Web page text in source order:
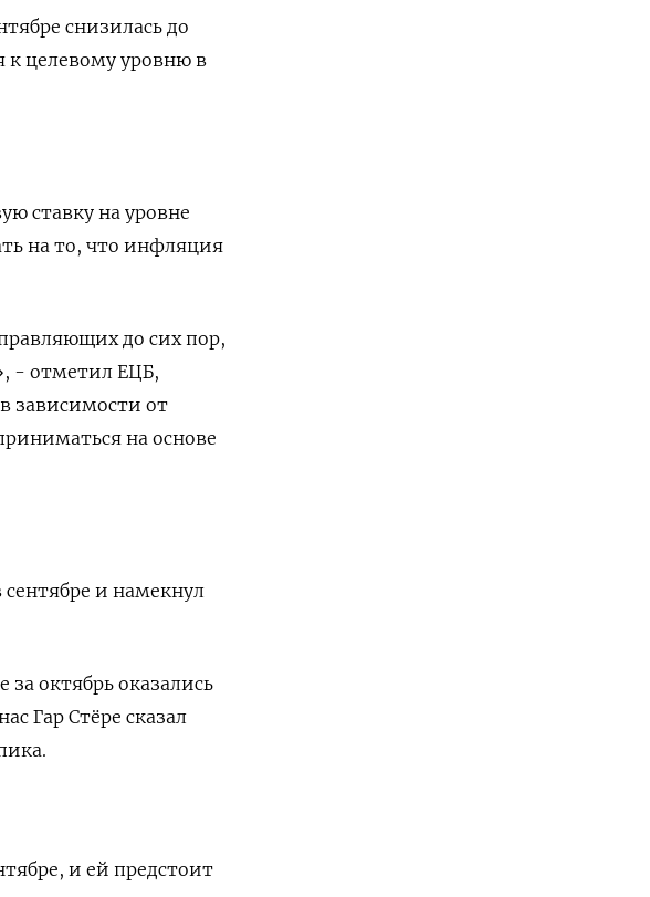
снизилась до
к целевому уровню в
ставку на уровне
на то, что инфляция
до сих пор,
- отметил ЕЦБ,
зависимости от
на основе
и намекнул
октябрь оказались
Гар Стёре сказал
и ей предстоит